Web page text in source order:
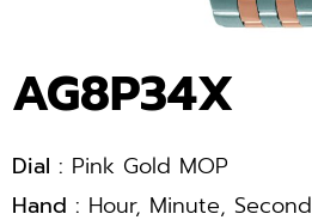
AG8P34X
Dial : Pink Gold MOP
Hand : Hour, Minute, Second